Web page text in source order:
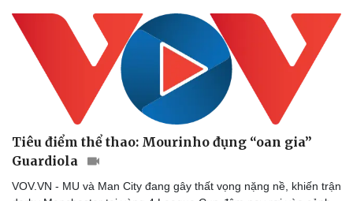
Tiêu điểm thể thao: Mourinho đụng “oan gia”
Guardiola
VOV.VN - MU và Man City đang gây thất vọng nặng nề, khiến trận